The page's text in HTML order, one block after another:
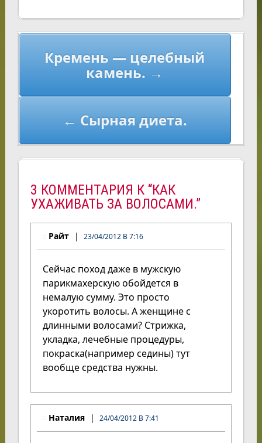
Навигация
Кремень — целебный
камень. →
← Сырная диета.
3 КОММЕНТАРИЯ К “КАК
УХАЖИВАТЬ ЗА ВОЛОСАМИ.”
Райт 23/04/2012 В 7:16
Сейчас поход даже в мужскую
парикмахерскую обойдется в
немалую сумму. Это просто
укоротить волосы. А женщине с
длинными волосами? Стрижка,
укладка, лечебные процедуры,
покраска(например седины) тут
вообще средства нужны.
Наталия 24/04/2012 В 7:41